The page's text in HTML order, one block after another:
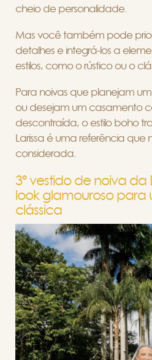
cheio de personalidade.
Mas você também pode
detalhes e integrá-los a
estilos, como o rústico ou o
Para noivas que planejam
ou desejam um casamento
descontraída, o estilo boho
Larissa é uma referência que
considerada.
3º vestido de noiva da
look glamouroso para
clássica